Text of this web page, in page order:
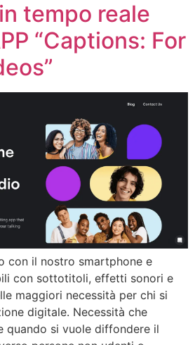
tempo reale
“Captions: For
con il nostro smartphone e
con sottotitoli, effetti sonori e
maggiori necessità per chi si
digitale. Necessità che
quando si vuole diffondere il